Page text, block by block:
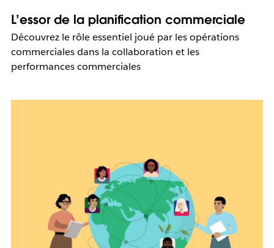
L’essor de la planification commerciale
Découvrez le rôle essentiel joué par les opérations
commerciales dans la collaboration et les
performances commerciales